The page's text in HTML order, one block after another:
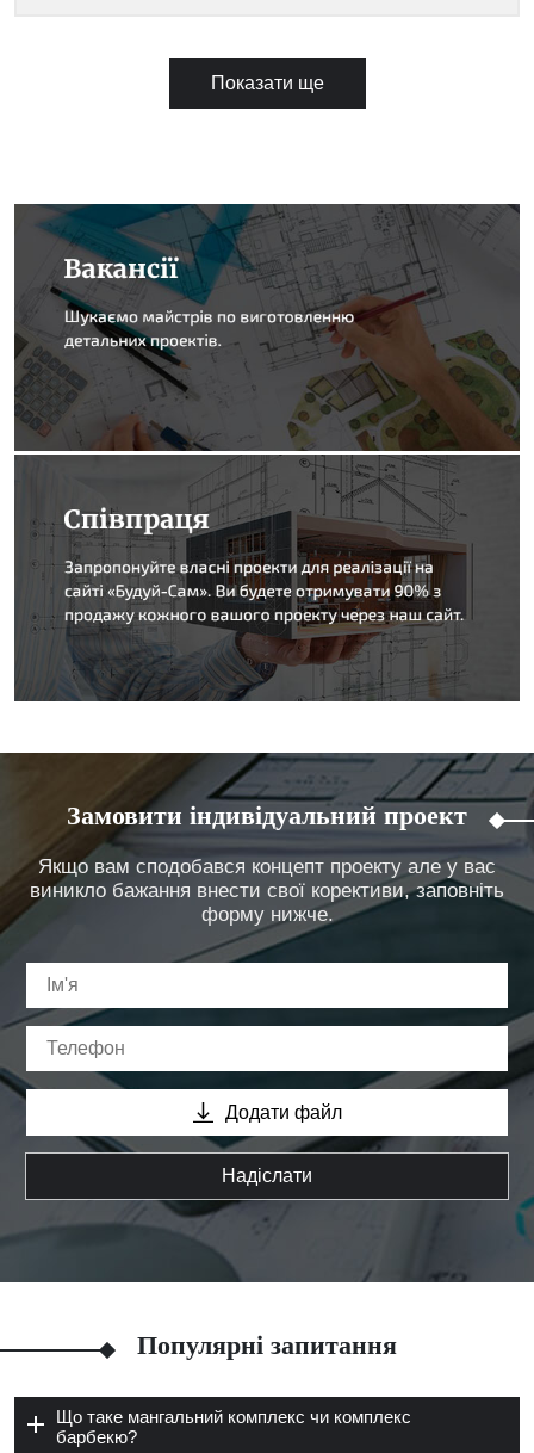
Показати ще
Замовити індивідуальний проект
Якщо вам сподобався концепт проекту але у вас
виникло бажання внести свої корективи, заповніть
форму нижче.
Додати файл
Надіслати
Популярні запитання
Що таке мангальний комплекс чи комплекс
барбекю?